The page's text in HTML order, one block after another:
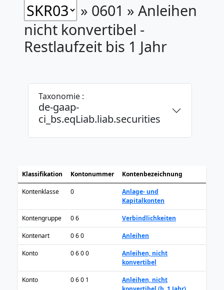
» 0601 » Anleihen
nicht konvertibel -
Restlaufzeit bis 1 Jahr
Taxonomie :
de-gaap-
ci_bs.eqLiab.liab.securities
Klassifikation Kontonummer Kontenbezeichnung
Kontenklasse 0
Anlage- und
Kapitalkonten
Kontengruppe 0 6 Verbindlichkeiten
Kontenart 0 6 0 Anleihen
Konto 0 6 0 0
Anleihen, nicht
konvertibel
Konto 0 6 0 1
Anleihen, nicht